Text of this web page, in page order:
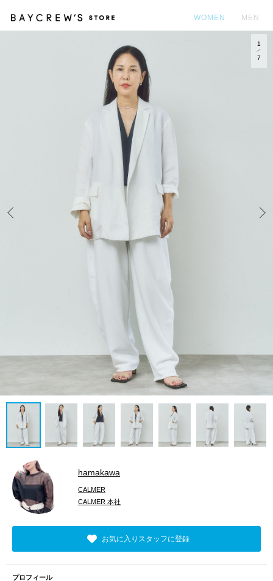
WOMEN MEN
1
7
hamakawa
CALMER
CALMER 本社
お気に入りスタッフに登録
プロフィール